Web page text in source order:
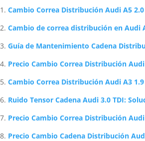
Cambio Correa Distribución Audi A5 2.0
Cambio de correa distribución en Audi
Guía de Mantenimiento Cadena
Precio Cambio Correa Distribución Audi
Cambio Correa Distribución Audi A3
Ruido Tensor Cadena Audi 3.0 TDI:
Precio Cambio Correa Distribución Audi
Precio Cambio Cadena Distribución